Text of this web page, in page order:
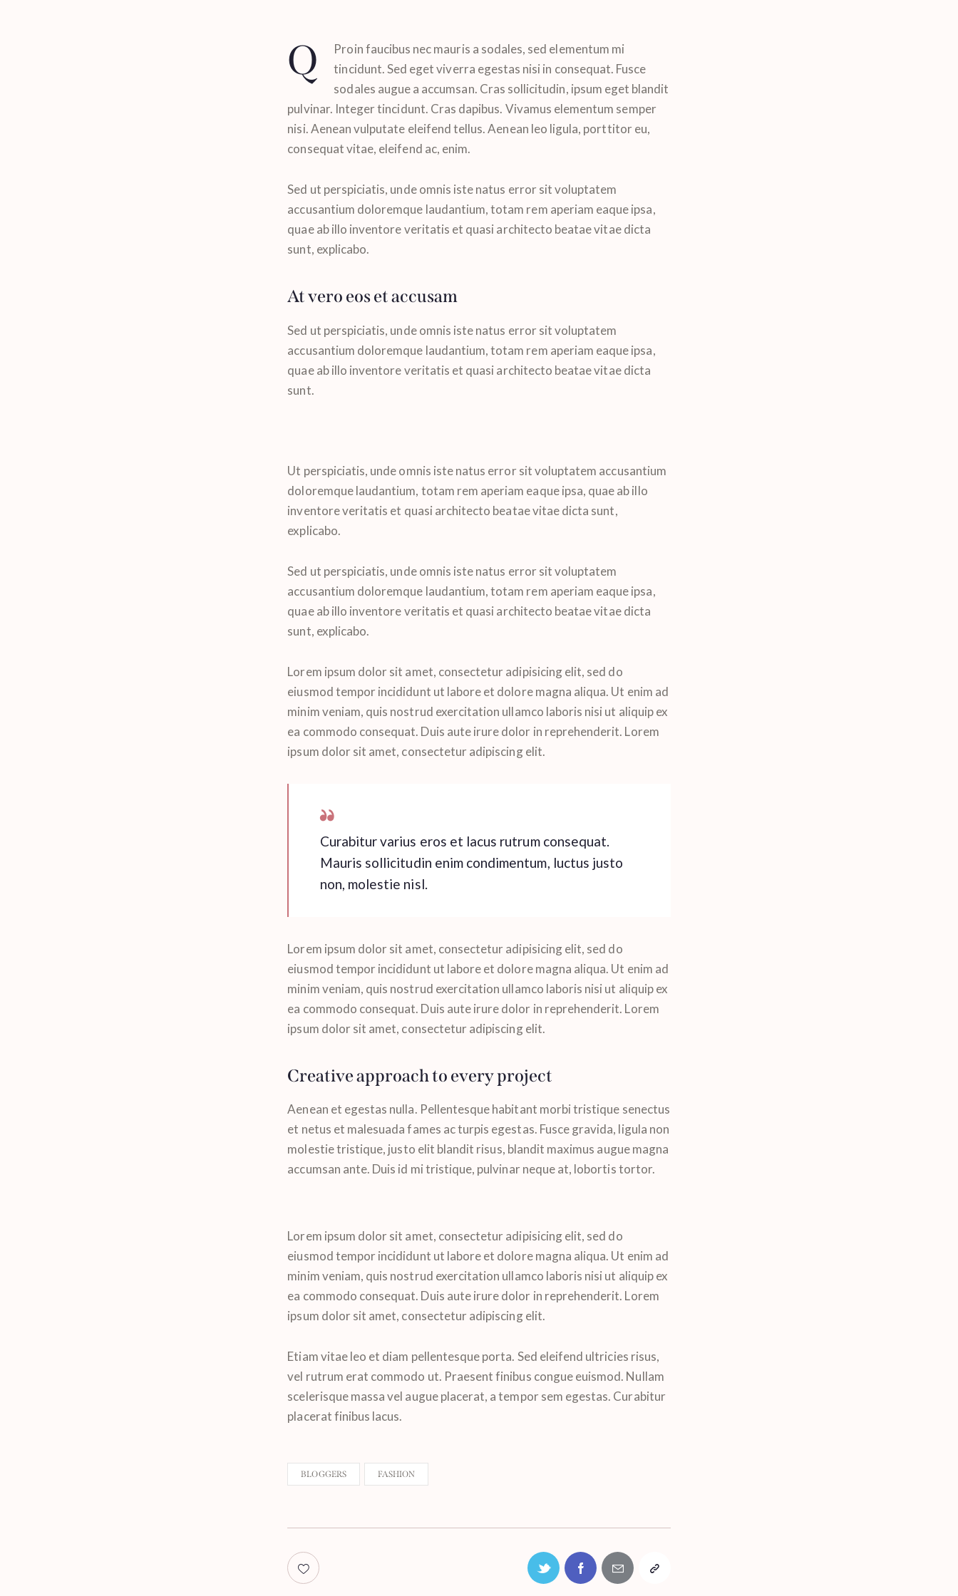
Q
Proin faucibus nec mauris a sodales, sed elementum mi
tincidunt. Sed eget viverra egestas nisi in consequat. Fusce
sodales augue a accumsan. Cras sollicitudin, ipsum eget blandit
pulvinar. Integer tincidunt. Cras dapibus. Vivamus elementum semper
nisi. Aenean vulputate eleifend tellus. Aenean leo ligula, porttitor eu,
consequat vitae, eleifend ac, enim.
Sed ut perspiciatis, unde omnis iste natus error sit voluptatem
accusantium doloremque laudantium, totam rem aperiam eaque ipsa,
quae ab illo inventore veritatis et quasi architecto beatae vitae dicta
sunt, explicabo.
At vero eos et accusam
Sed ut perspiciatis, unde omnis iste natus error sit voluptatem
accusantium doloremque laudantium, totam rem aperiam eaque ipsa,
quae ab illo inventore veritatis et quasi architecto beatae vitae dicta
sunt.
Ut perspiciatis, unde omnis iste natus error sit voluptatem accusantium
doloremque laudantium, totam rem aperiam eaque ipsa, quae ab illo
inventore veritatis et quasi architecto beatae vitae dicta sunt,
explicabo.
Sed ut perspiciatis, unde omnis iste natus error sit voluptatem
accusantium doloremque laudantium, totam rem aperiam eaque ipsa,
quae ab illo inventore veritatis et quasi architecto beatae vitae dicta
sunt, explicabo.
Lorem ipsum dolor sit amet, consectetur adipisicing elit, sed do
eiusmod tempor incididunt ut labore et dolore magna aliqua. Ut enim ad
minim veniam, quis nostrud exercitation ullamco laboris nisi ut aliquip ex
ea commodo consequat. Duis aute irure dolor in reprehenderit. Lorem
ipsum dolor sit amet, consectetur adipiscing elit.
Curabitur varius eros et lacus rutrum consequat.
Mauris sollicitudin enim condimentum, luctus justo
non, molestie nisl.
Lorem ipsum dolor sit amet, consectetur adipisicing elit, sed do
eiusmod tempor incididunt ut labore et dolore magna aliqua. Ut enim ad
minim veniam, quis nostrud exercitation ullamco laboris nisi ut aliquip ex
ea commodo consequat. Duis aute irure dolor in reprehenderit. Lorem
ipsum dolor sit amet, consectetur adipiscing elit.
Creative approach to every project
Aenean et egestas nulla. Pellentesque habitant morbi tristique senectus
et netus et malesuada fames ac turpis egestas. Fusce gravida, ligula non
molestie tristique, justo elit blandit risus, blandit maximus augue magna
accumsan ante. Duis id mi tristique, pulvinar neque at, lobortis tortor.
Lorem ipsum dolor sit amet, consectetur adipisicing elit, sed do
eiusmod tempor incididunt ut labore et dolore magna aliqua. Ut enim ad
minim veniam, quis nostrud exercitation ullamco laboris nisi ut aliquip ex
ea commodo consequat. Duis aute irure dolor in reprehenderit. Lorem
ipsum dolor sit amet, consectetur adipiscing elit.
Etiam vitae leo et diam pellentesque porta. Sed eleifend ultricies risus,
vel rutrum erat commodo ut. Praesent finibus congue euismod. Nullam
scelerisque massa vel augue placerat, a tempor sem egestas. Curabitur
placerat finibus lacus.
BLOGGERS FASHION